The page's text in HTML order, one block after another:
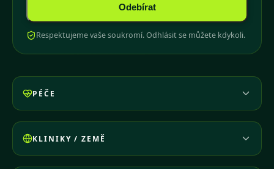
Odebírat
Respektujeme vaše soukromí. Odhlásit se můžete kdykoli.
PÉČE
KLINIKY / ZEMĚ